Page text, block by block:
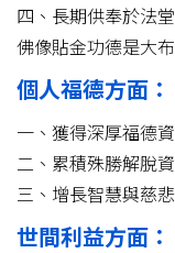
四、長期供奉於法
佛像貼金功德是大
個人福德方面：
一、獲得深厚福德
二、累積殊勝解脫
三、增長智慧與慈
世間利益方面：